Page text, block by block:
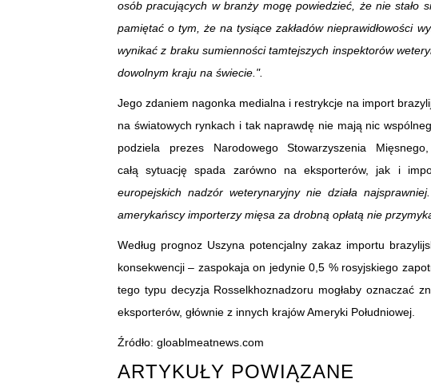
osób pracujących w branży mogę powiedzieć, że nie stało
pamiętać o tym, że na tysiące zakładów nieprawidłowości
wynikać z braku sumienności tamtejszych inspektorów
dowolnym kraju na świecie.".
Jego zdaniem nagonka medialna i restrykcje na import
na światowych rynkach i tak naprawdę nie mają nic
podziela prezes Narodowego Stowarzyszenia
całą sytuację spada zarówno na eksporterów, jak i
europejskich nadzór weterynaryjny nie działa
amerykańscy importerzy mięsa za drobną opłatą nie
Według prognoz Uszyna potencjalny zakaz importu
konsekwencji – zaspokaja on jedynie 0,5 % rosyjskiego
tego typu decyzja Rosselkhoznadzoru mogłaby oznaczać
eksporterów, głównie z innych krajów Ameryki Południowej.
Źródło: gloablmeatnews.com
ARTYKUŁY POWIĄZANE